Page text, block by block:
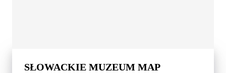
SŁOWACKIE MUZEUM MAP